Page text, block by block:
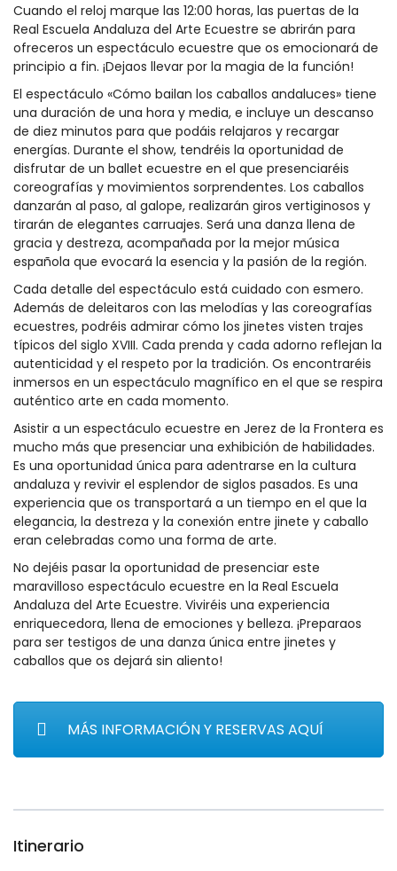
Cuando el reloj marque las 12:00 horas, las puertas de la
Real Escuela Andaluza del Arte Ecuestre se abrirán para
ofreceros un espectáculo ecuestre que os emocionará de
principio a fin. ¡Dejaos llevar por la magia de la función!
El espectáculo «Cómo bailan los caballos andaluces» tiene
una duración de una hora y media, e incluye un descanso
de diez minutos para que podáis relajaros y recargar
energías. Durante el show, tendréis la oportunidad de
disfrutar de un ballet ecuestre en el que presenciaréis
coreografías y movimientos sorprendentes. Los caballos
danzarán al paso, al galope, realizarán giros vertiginosos y
tirarán de elegantes carruajes. Será una danza llena de
gracia y destreza, acompañada por la mejor música
española que evocará la esencia y la pasión de la región.
Cada detalle del espectáculo está cuidado con esmero.
Además de deleitaros con las melodías y las coreografías
ecuestres, podréis admirar cómo los jinetes visten trajes
típicos del siglo XVIII. Cada prenda y cada adorno reflejan la
autenticidad y el respeto por la tradición. Os encontraréis
inmersos en un espectáculo magnífico en el que se respira
auténtico arte en cada momento.
Asistir a un espectáculo ecuestre en Jerez de la Frontera es
mucho más que presenciar una exhibición de habilidades.
Es una oportunidad única para adentrarse en la cultura
andaluza y revivir el esplendor de siglos pasados. Es una
experiencia que os transportará a un tiempo en el que la
elegancia, la destreza y la conexión entre jinete y caballo
eran celebradas como una forma de arte.
No dejéis pasar la oportunidad de presenciar este
maravilloso espectáculo ecuestre en la Real Escuela
Andaluza del Arte Ecuestre. Viviréis una experiencia
enriquecedora, llena de emociones y belleza. ¡Preparaos
para ser testigos de una danza única entre jinetes y
caballos que os dejará sin aliento!
MÁS INFORMACIÓN Y RESERVAS AQUÍ
Itinerario